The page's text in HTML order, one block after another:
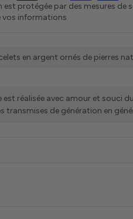
protégée par des mesures de
vos informations
en argent ornés de pierres
est réalisée avec amour et souci
transmises de génération en